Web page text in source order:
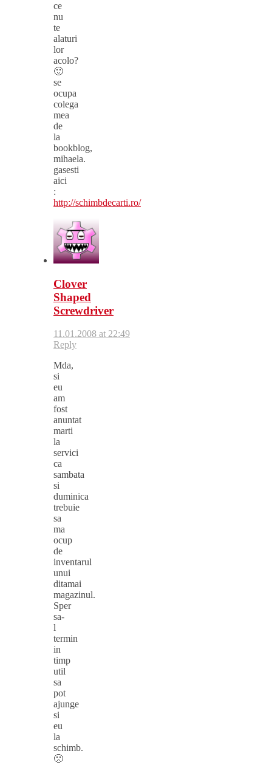
ce
nu
te
alaturi
lor
acolo?
🙂
se
ocupa
colega
mea
de
la
bookblog,
mihaela.
gasesti
aici
:
http://schimbdecarti.ro/
Clover
Shaped
Screwdriver
11.01.2008 at 22:49
Reply
Mda,
si
eu
am
fost
anuntat
marti
la
servici
ca
sambata
si
duminica
trebuie
sa
ma
ocup
de
inventarul
unui
ditamai
magazinul.
Sper
sa-
l
termin
in
timp
util
sa
pot
ajunge
si
eu
la
schimb.
🙁